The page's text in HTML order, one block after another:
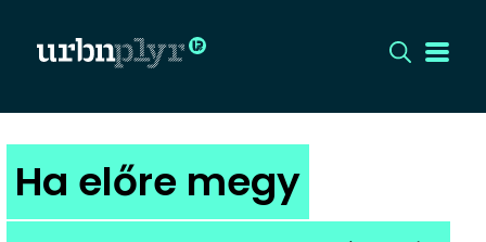
CÍMLAP
DIZÁJN
Ha előre megy